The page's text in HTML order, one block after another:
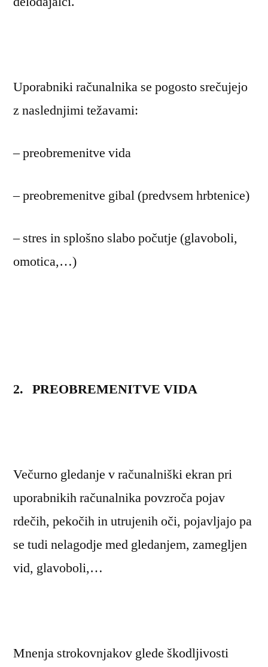
Uporabniki računalnika se pogosto srečujejo
z naslednjimi težavami:
– preobremenitve vida
– preobremenitve gibal (predvsem hrbtenice)
– stres in splošno slabo počutje (glavoboli,
omotica,…)
2. PREOBREMENITVE VIDA
Večurno gledanje v računalniški ekran pri
uporabnikih računalnika povzroča pojav
rdečih, pekočih in utrujenih oči, pojavljajo pa
se tudi nelagodje med gledanjem, zamegljen
vid, glavoboli,…
Mnenja strokovnjakov glede škodljivosti